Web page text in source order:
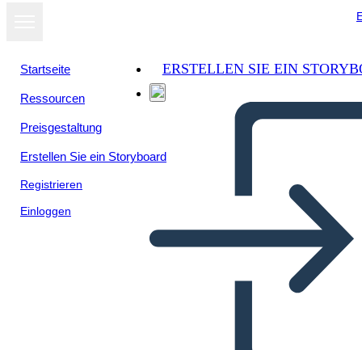
Startseite
Ressourcen
Preisgestaltung
Erstellen Sie ein Storyboard
Registrieren
Einloggen
ERSTELLEN SIE EIN
Als Diashow
ansehen